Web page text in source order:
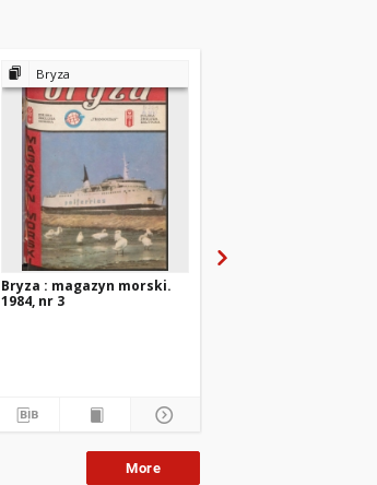
Bryza
Bryza : magazyn morski.
1984, nr 3
More